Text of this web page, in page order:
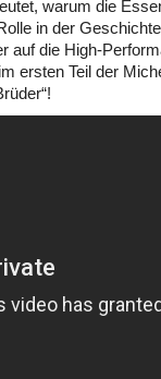
warum die
in der
auf die High-
ersten Teil der